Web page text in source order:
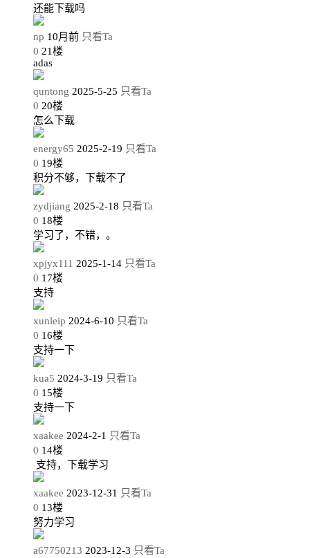
还能下载吗
np 10月前 只看Ta
0 21楼
adas
quntong 2025-5-25 只看Ta
0 20楼
怎么下载
energy65 2025-2-19 只看Ta
0 19楼
积分不够，下载不了
zydjiang 2025-2-18 只看Ta
0 18楼
学习了，不错，。
xpjyx111 2025-1-14 只看Ta
0 17楼
支持
xunleip 2024-6-10 只看Ta
0 16楼
支持一下
kua5 2024-3-19 只看Ta
0 15楼
支持一下
xaakee 2024-2-1 只看Ta
0 14楼
支持，下载学习
xaakee 2023-12-31 只看Ta
0 13楼
努力学习
a67750213 2023-12-3 只看Ta